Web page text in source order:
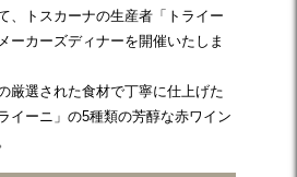
、トスカーナの生産者「トライー
ーカーズディナーを開催いたしま
厳選された食材で丁寧に仕上げた
イーニ」の5種類の芳醇な赤ワイン